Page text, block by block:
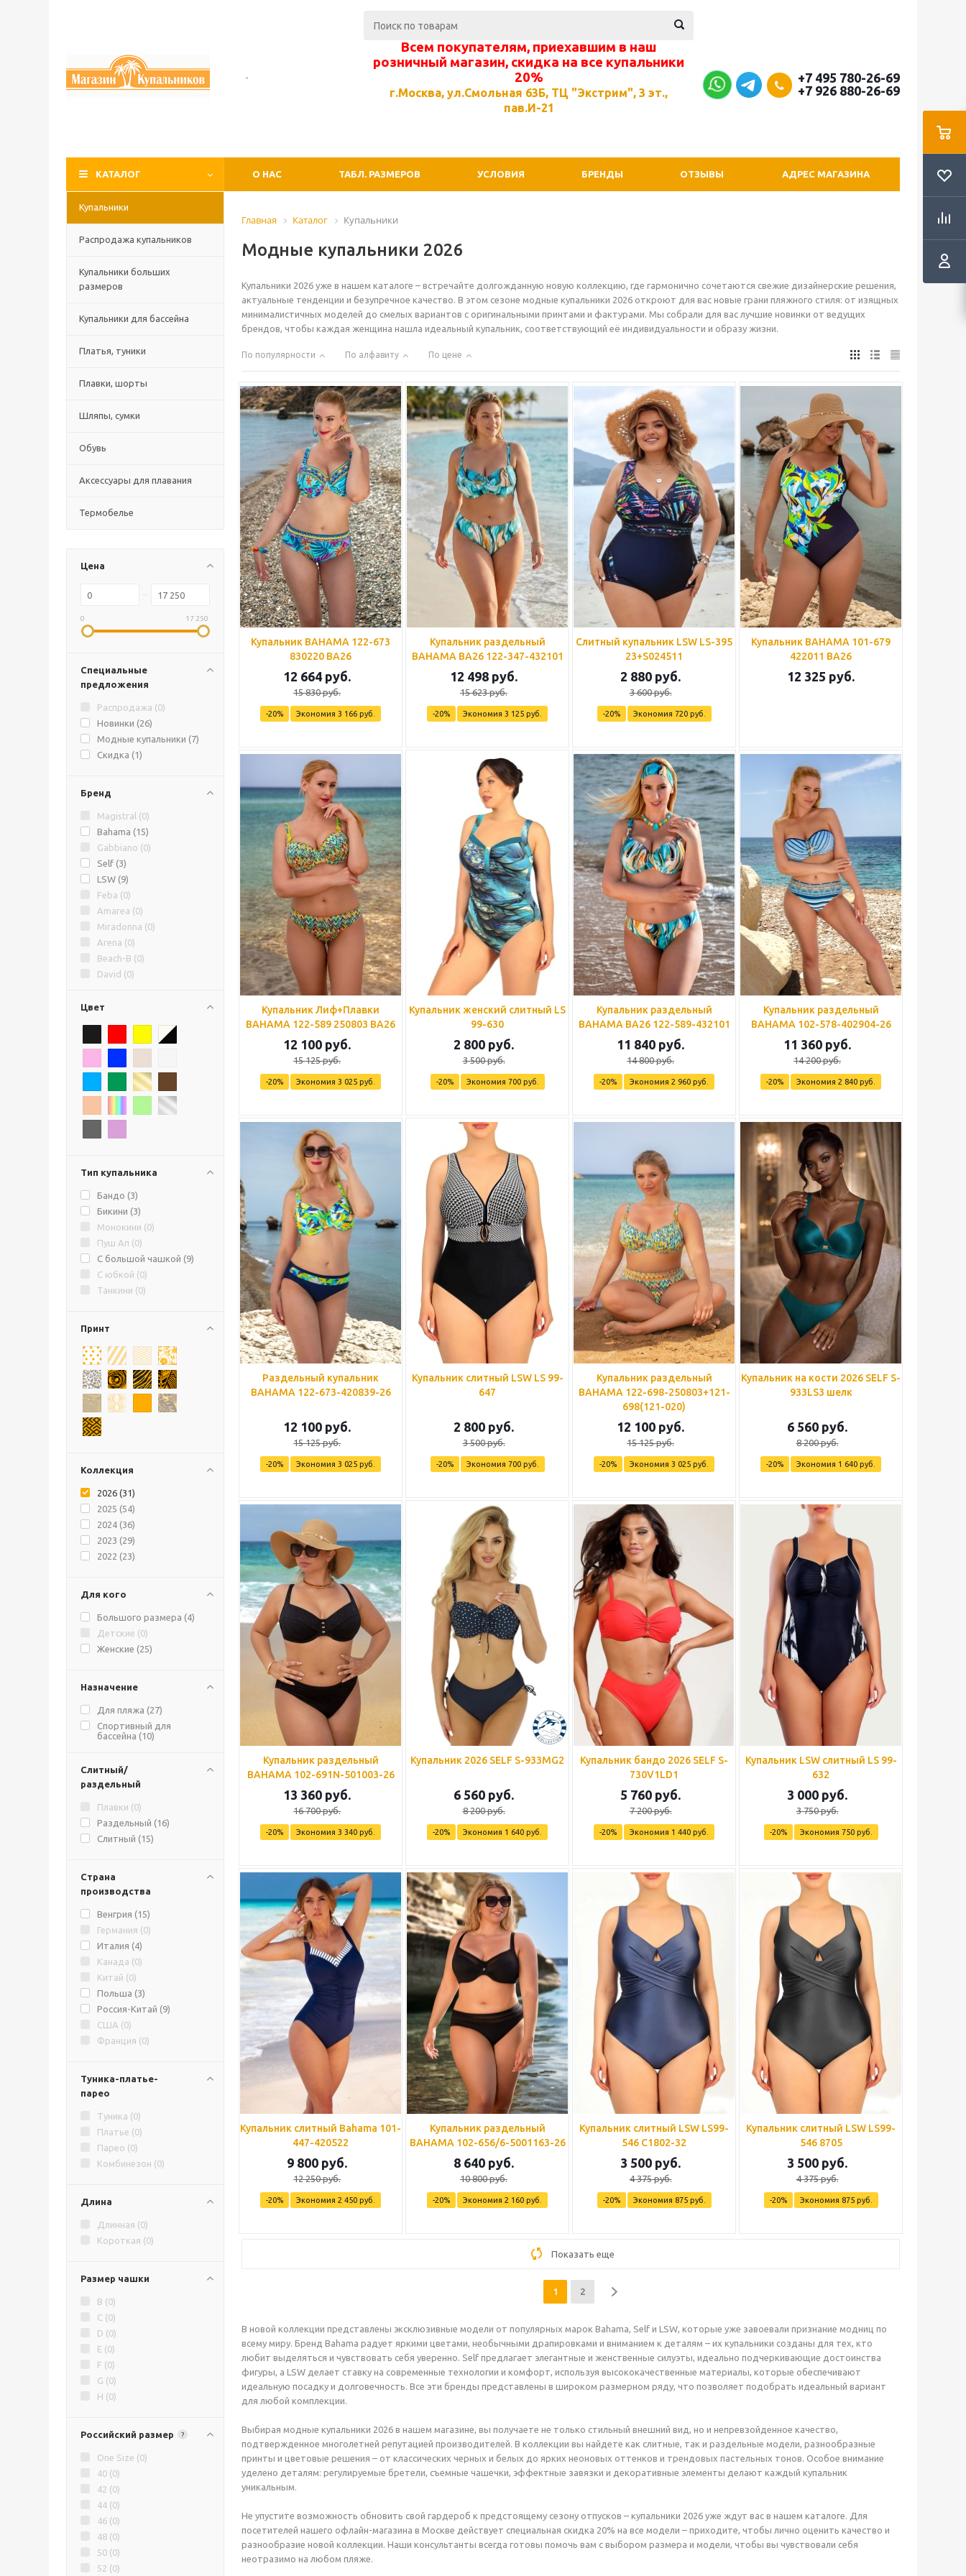
-
Всем покупателям, приехавшим в наш
розничный магазин, скидка на все купальники
20%
г.Москва, ул.Смольная 63Б, ТЦ "Экстрим", 3 эт.,
пав.И-21
+7 495 780-26-69
+7 926 880-26-69
КАТАЛОГ О НАС ТАБЛ. РАЗМЕРОВ УСЛОВИЯ БРЕНДЫ ОТЗЫВЫ АДРЕС МАГАЗИНА
Купальники
Распродажа купальников
Купальники больших
размеров
Купальники для бассейна
Платья, туники
Плавки, шорты
Шляпы, сумки
Обувь
Аксессуары для плавания
Термобелье
Цена
0 17 250
Специальные
предложения
Распродажа (0)
Новинки (26)
Модные купальники (7)
Скидка (1)
Бренд
Magistral (0)
Bahama (15)
Gabbiano (0)
Self (3)
LSW (9)
Feba (0)
Amarea (0)
Miradonna (0)
Arena (0)
Beach-B (0)
David (0)
Hydro (
She (0)
Speedo (0)
Yaffa (0
Цвет
Тип купальника
Бандо (3)
Бикини (3)
Монокини (0)
Пуш Ап (0)
С большой чашкой (9)
С юбкой (0)
Танкини (0)
Принт
Коллекция
2026 (31)
2025 (54)
2024 (36)
2023 (29)
2022 (23)
Для кого
Большого размера (4)
Детские (0)
Женские (25)
Назначение
Для пляжа (27)
Спортивный для
бассейна (10)
Слитный/
раздельный
Плавки (0)
Раздельный (16)
Слитный (15)
Страна
производства
Венгрия (15)
Германия (0)
Италия (4)
Канада (0)
Китай (0)
Польша (3)
Россия-Китай (9)
США (0)
Франция (0)
Туника-платье-
парео
Туника (0)
Платье (0)
Парео (0)
Комбинезон (0)
Длина
Длинная (0)
Короткая (0)
Размер чашки
B (0)
C (0)
D (0)
E (0)
F (0)
G (0)
H (0)
Российский размер ?
One Size (0)
40 (0)
42 (0)
44 (0)
46 (0)
48 (0)
50 (0)
52 (0)
Главная Каталог Купальники
Модные купальники 2026
Купальники 2026 уже в нашем каталоге – встречайте долгожданную новую коллекцию, где гармонично сочетаются свежие дизайнерские решения,
актуальные тенденции и безупречное качество. В этом сезоне модные купальники 2026 откроют для вас новые грани пляжного стиля: от изящных
минималистичных моделей до смелых вариантов с оригинальными принтами и фактурами. Мы собрали для вас лучшие новинки от ведущих
брендов, чтобы каждая женщина нашла идеальный купальник, соответствующий её индивидуальности и образу жизни.
По популярности По алфавиту По цене
Купальник BAHAMA 122-673
830220 BA26
12 664 руб.
15 830руб.
-20% Экономия 3 166 руб.
Купальник раздельный
BAHAMA BA26 122-347-432101
12 498 руб.
15 623руб.
-20% Экономия 3 125 руб.
Слитный купальник LSW LS-395
23+S024511
2 880 руб.
3 600руб.
-20% Экономия 720руб.
Купальник BAHAMA 101-679
422011 BA26
12 325 руб.
Купальник Лиф+Плавки
BAHAMA 122-589 250803 BA26
12 100 руб.
15 125руб.
-20% Экономия 3 025 руб.
Купальник женский слитный LS
99-630
2 800 руб.
3 500руб.
-20% Экономия 700руб.
Купальник раздельный
BAHAMA BA26 122-589-432101
11 840 руб.
14 800руб.
-20% Экономия 2 960 руб.
Купальник раздельный
BAHAMA 102-578-402904-26
11 360 руб.
14 200руб.
-20% Экономия 2 840 руб.
Раздельный купальник
BAHAMA 122-673-420839-26
12 100 руб.
15 125руб.
-20% Экономия 3 025 руб.
Купальник слитный LSW LS 99-
647
2 800 руб.
3 500руб.
-20% Экономия 700руб.
Купальник раздельный
BAHAMA 122-698-250803+121-
698(121-020)
12 100 руб.
15 125руб.
-20% Экономия 3 025 руб.
Купальник на кости 2026 SELF S-
933LS3 шелк
6 560 руб.
8 200руб.
-20% Экономия 1 640 руб.
Купальник раздельный
BAHAMA 102-691N-501003-26
13 360 руб.
16 700руб.
-20% Экономия 3 340 руб.
Купальник 2026 SELF S-933MG2
6 560 руб.
8 200руб.
-20% Экономия 1 640 руб.
Купальник бандо 2026 SELF S-
730V1LD1
5 760 руб.
7 200руб.
-20% Экономия 1 440 руб.
Купальник LSW слитный LS 99-
632
3 000 руб.
3 750руб.
-20% Экономия 750руб.
Купальник слитный Bahama 101-
447-420522
9 800 руб.
12 250руб.
-20% Экономия 2 450 руб.
Купальник раздельный
BAHAMA 102-656/6-5001163-26
8 640 руб.
10 800руб.
-20% Экономия 2 160 руб.
Купальник слитный LSW LS99-
546 C1802-32
3 500 руб.
4 375руб.
-20% Экономия 875руб.
Купальник слитный LSW LS99-
546 8705
3 500 руб.
4 375руб.
-20% Экономия 875руб.
Показать еще
1 2
В новой коллекции представлены эксклюзивные модели от популярных марок Bahama, Self и LSW, которые уже завоевали признание модниц по
всему миру. Бренд Bahama радует яркими цветами, необычными драпировками и вниманием к деталям – их купальники созданы для тех, кто
любит выделяться и чувствовать себя уверенно. Self предлагает элегантные и женственные силуэты, идеально подчеркивающие достоинства
фигуры, а LSW делает ставку на современные технологии и комфорт, используя высококачественные материалы, которые обеспечивают
идеальную посадку и долговечность. Все эти бренды представлены в широком размерном ряду, что позволяет подобрать идеальный вариант
для любой комплекции.
Выбирая модные купальники 2026 в нашем магазине, вы получаете не только стильный внешний вид, но и непревзойденное качество,
подтвержденное многолетней репутацией производителей. В коллекции вы найдете как слитные, так и раздельные модели, разнообразные
принты и цветовые решения – от классических черных и белых до ярких неоновых оттенков и трендовых пастельных тонов. Особое внимание
уделено деталям: регулируемые бретели, съемные чашечки, эффектные завязки и декоративные элементы делают каждый купальник
уникальным.
Не упустите возможность обновить свой гардероб к предстоящему сезону отпусков – купальники 2026 уже ждут вас в нашем каталоге. Для
посетителей нашего офлайн-магазина в Москве действует специальная скидка 20% на все модели – приходите, чтобы лично оценить качество и
разнообразие новой коллекции. Наши консультанты всегда готовы помочь вам с выбором размера и модели, чтобы вы чувствовали себя
неотразимо на любом пляже.